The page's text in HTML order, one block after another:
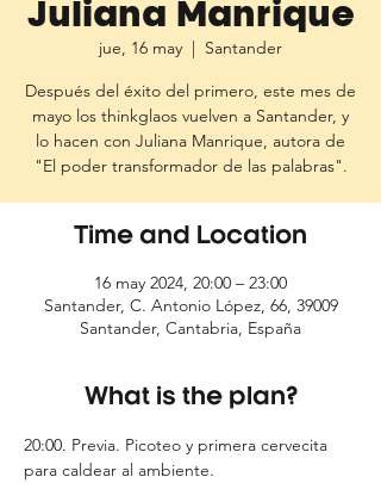
Juliana Manrique
jue, 16 may
  |
Santander
Después del éxito del primero, este mes de
mayo los thinkglaos vuelven a Santander, y
lo hacen con Juliana Manrique, autora de
"El poder transformador de las palabras".
Time and Location
16 may 2024, 20:00 – 23:00
Santander, C. Antonio López, 66, 39009
Santander, Cantabria, España
What is the plan?
20:00. Previa. Picoteo y primera cervecita
para caldear al ambiente.